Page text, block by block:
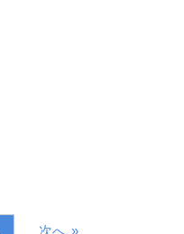
次へ »